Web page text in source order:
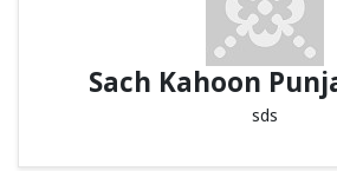
Sach Kahoon
sds